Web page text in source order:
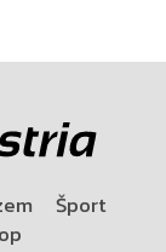
Šport